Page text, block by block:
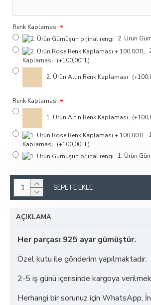
Renk Kaplaması
2. Ürün
Kaplaması
(+100,00TL)
2. Ürün Altın Renk Kaplaması
Renk Kaplaması
1. Ürün Altın Renk Kaplaması
Kaplaması
(+100,00TL)
1. Ürün
SEPETE EKLE
AÇIKLAMA
Her parçası 925 ayar gümüştür.
Özel kutu ile gönderim yapılmaktadır.
2-5 iş günü içerisinde kargoya
Herhangi bir sorunuz için WhatsApp,